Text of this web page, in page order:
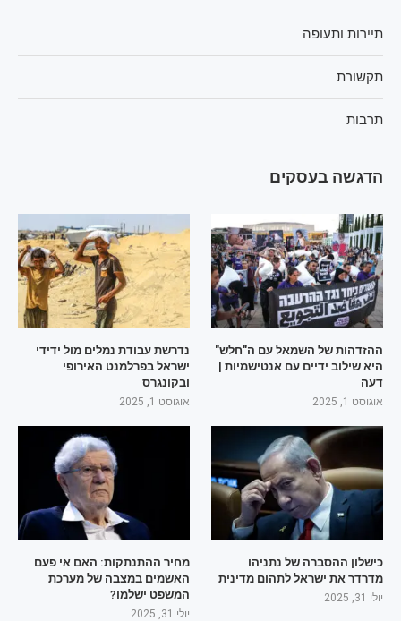
תיירות ותעופה
תקשורת
תרבות
הדגשה בעסקים
ההזדהות של השמאל עם ה"חלש"
היא שילוב ידיים עם אנטישמיות |
דעה
אוגוסט 1, 2025
נדרשת עבודת נמלים מול ידידי
ישראל בפרלמנט האירופי
ובקונגרס
אוגוסט 1, 2025
כישלון ההסברה של נתניהו
מדרדר את ישראל לתהום מדינית
יולי 31, 2025
מחיר ההתנתקות: האם אי פעם
האשמים במצבה של מערכת
המשפט ישלמו?
יולי 31, 2025